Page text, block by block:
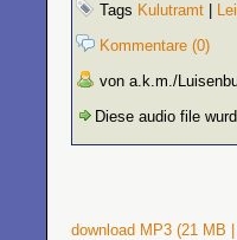
Tags Kulutramt
Kommentare (0)
von a.k.m./
Diese audio file
download MP3 (21 MB